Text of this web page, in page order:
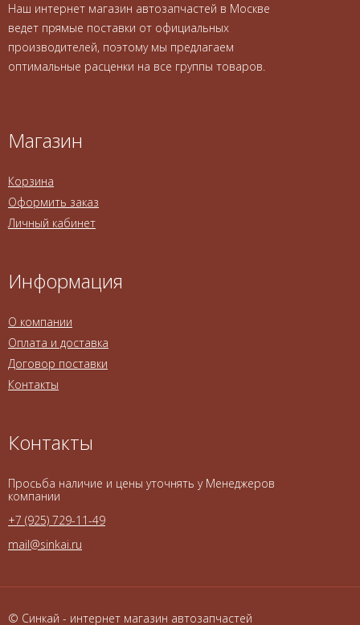
Наш интернет магазин автозапчастей в Москве
ведет прямые поставки от официальных
производителей, поэтому мы предлагаем
оптимальные расценки на все группы товаров.
Магазин
Корзина
Оформить заказ
Личный кабинет
Информация
О компании
Оплата и доставка
Договор поставки
Контакты
Контакты
Просьба наличие и цены уточнять у Менеджеров
компании
+7 (925) 729-11-49
mail@sinkai.ru
© Синкай - интернет магазин автозапчастей